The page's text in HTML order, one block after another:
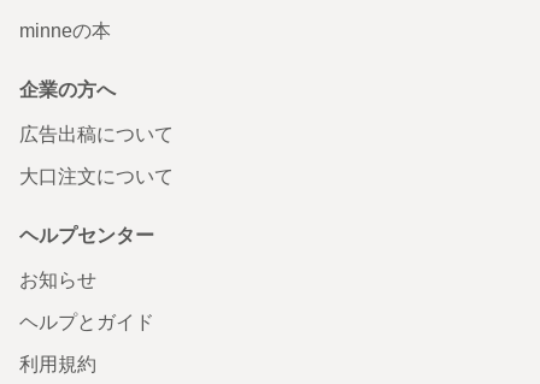
minneの本
企業の方へ
広告出稿について
大口注文について
ヘルプセンター
お知らせ
ヘルプとガイド
利用規約